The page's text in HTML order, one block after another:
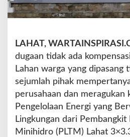
n
t
L
e
m
b
g
a
P
e
LAHAT,
dugaan tidak ada
Lahan warga yang dipasang
sejumlah pihak
perusahaan dan meragukan
Pengelolaan Energi yang
Lingkungan dari Pembangkit
Minihidro (PLTM) Lahat